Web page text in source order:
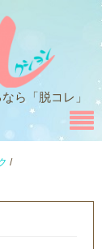
ら「脱コレ」
/